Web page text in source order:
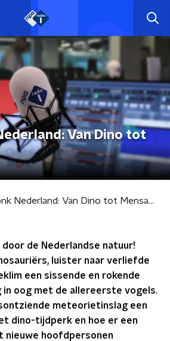
Van Dino tot
Zo Klonk Nederland: Van Dino tot Mensaap
de Nederlandse natuur!
luister naar verliefde
een sissende en rokende
in oog met de allereerste vogels.
meteorietinslag een
dino-tijdperk en hoe er een
nieuwe hoofdpersonen